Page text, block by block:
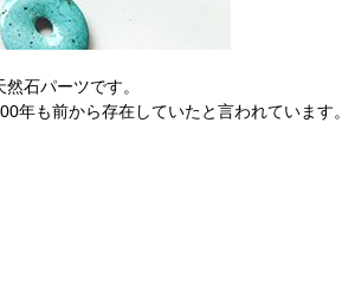
石パーツです。
年も前から存在していたと言われています。